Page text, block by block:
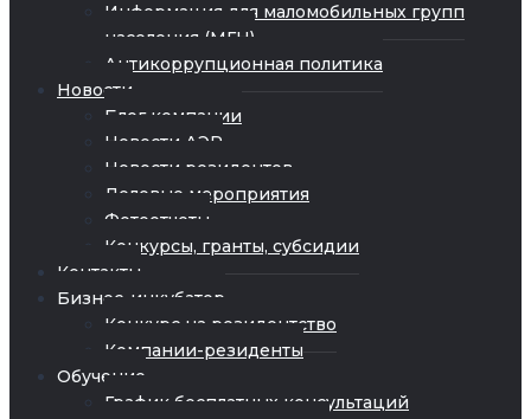
Информация для маломобильных групп
населения (МГН)
Антикоррупционная политика
Новости
Блог компании
Новости АЭР
Новости резидентов
Деловые мероприятия
Фотоотчеты
Конкурсы, гранты, субсидии
Контакты
Бизнес-инкубатор
Конкурс на резидентство
Компании-резиденты
Обучение
График бесплатных консультаций